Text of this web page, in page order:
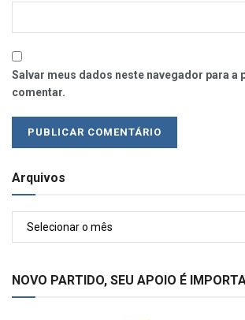
Salvar meus dados neste navegador para a
comentar.
Arquivos
NOVO PARTIDO, SEU APOIO É